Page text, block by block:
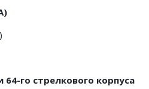
го стрел­кового корпуса